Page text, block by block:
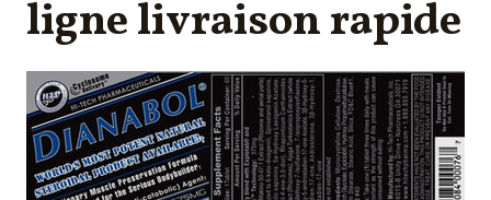
ligne livraison rapide